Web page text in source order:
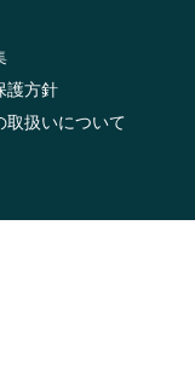
護方針
取扱いについて